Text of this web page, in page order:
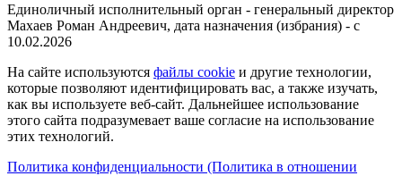
Единоличный исполнительный орган - генеральный директор
Махаев Роман Андреевич, дата назначения (избрания) - с
10.02.2026
На сайте используются файлы cookie и другие технологии,
которые позволяют идентифицировать вас, а также изучать,
как вы используете веб-сайт. Дальнейшее использование
этого сайта подразумевает ваше согласие на использование
этих технологий.
Политика конфиденциальности (Политика в отношении